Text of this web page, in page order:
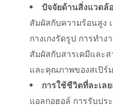
ปัจจัยด้านสิ่งแวดล้
สัมผัสกับความร้อนสูง
กางเกงรัดรูป การทำ
สัมผัสกับสารเคมีและ
และคุณภาพของสเปิร์ม
การใช้ชีวิตที่ละเล
แอลกอฮอล์ การรับป